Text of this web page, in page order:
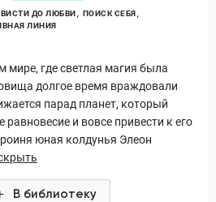
ДО ЛЮБВИ
ПОИСК СЕБЯ
ЛИНИЯ
мире, где светлая магия была
долгое время враждовали
парад планет, который
и вовсе привести к его
юная колдунья Элеон
В библиотеку